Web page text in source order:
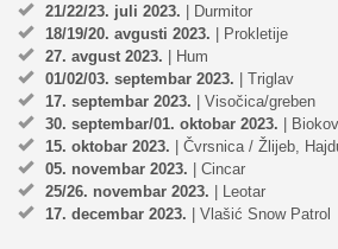
21/22/23. juli 2023. | Durmitor
18/19/20. avgusti 2023. | Prokletije
27. avgust 2023. | Hum
01/02/03. septembar 2023. | Triglav
17. septembar 2023. | Visočica/greben
30. septembar/01. oktobar 2023. |
15. oktobar 2023. | Čvrsnica / Žlijeb,
05. novembar 2023. | Cincar
25/26. novembar 2023. | Leotar
17. decembar 2023. | Vlašić Snow Patrol